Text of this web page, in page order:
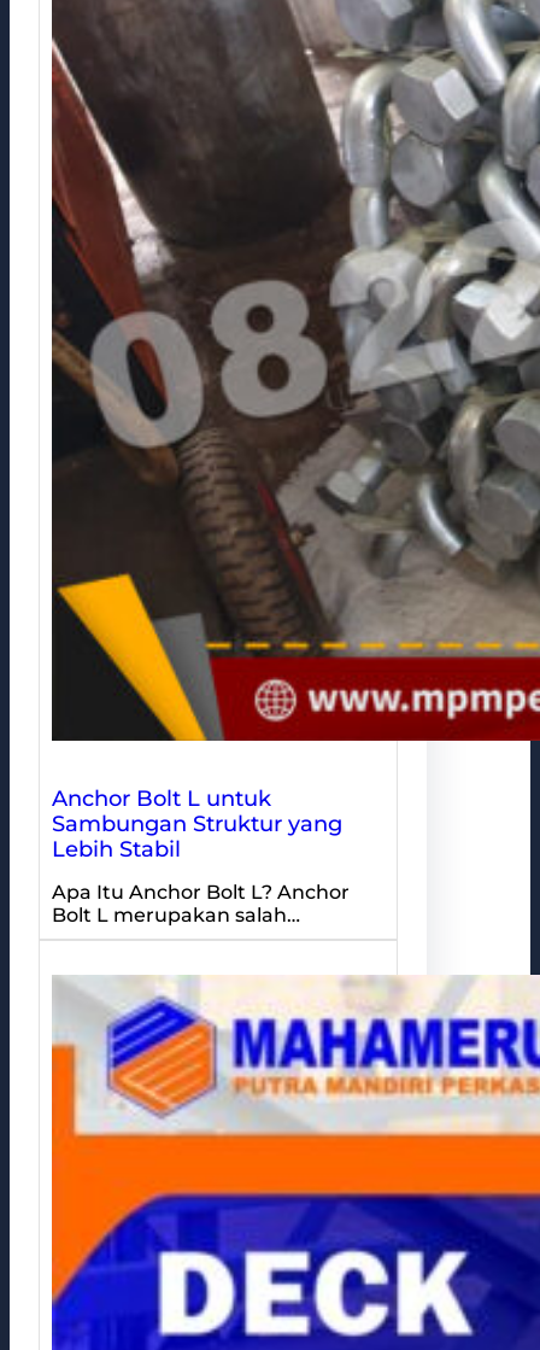
Anchor Bolt L untuk
Sambungan Struktur yang
Lebih Stabil
Apa Itu Anchor Bolt L? Anchor
Bolt L merupakan salah…